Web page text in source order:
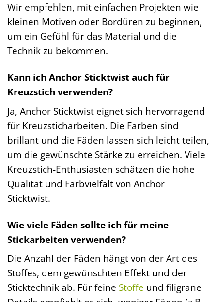
Wir empfehlen, mit einfachen Projekten wie
kleinen Motiven oder Bordüren zu beginnen,
um ein Gefühl für das Material und die
Technik zu bekommen.
Kann ich Anchor Sticktwist auch für
Kreuzstich verwenden?
Ja, Anchor Sticktwist eignet sich hervorragend
für Kreuzsticharbeiten. Die Farben sind
brillant und die Fäden lassen sich leicht teilen,
um die gewünschte Stärke zu erreichen. Viele
Kreuzstich-Enthusiasten schätzen die hohe
Qualität und Farbvielfalt von Anchor
Sticktwist.
Wie viele Fäden sollte ich für meine
Stickarbeiten verwenden?
Die Anzahl der Fäden hängt von der Art des
Stoffes, dem gewünschten Effekt und der
Sticktechnik ab. Für feine Stoffe und filigrane